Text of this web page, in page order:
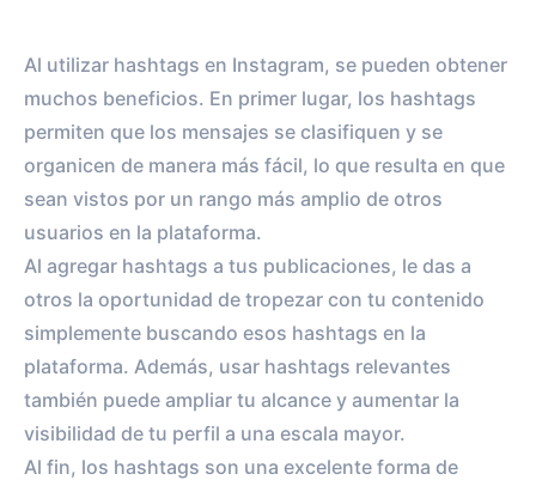
Al utilizar hashtags en Instagram, se pueden obtener
muchos beneficios. En primer lugar, los hashtags
permiten que los mensajes se clasifiquen y se
organicen de manera más fácil, lo que resulta en que
sean vistos por un rango más amplio de otros
usuarios en la plataforma.
Al agregar hashtags a tus publicaciones, le das a
otros la oportunidad de tropezar con tu contenido
simplemente buscando esos hashtags en la
plataforma. Además, usar hashtags relevantes
también puede ampliar tu alcance y aumentar la
visibilidad de tu perfil a una escala mayor.
Al fin, los hashtags son una excelente forma de